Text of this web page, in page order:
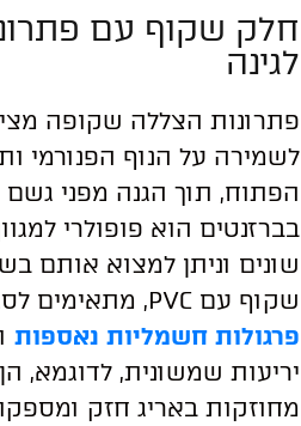
חלק שקוף עם
לגינה
פתרונות הצללה שקופה
לשמירה על הנוף הפנורמי
הפתוח, תוך הגנה מפני גשם
בברזנטים הוא פופולרי
שונים וניתן למצוא אותם
שקוף עם PVC, מתאימים לסגירת מרפסות,
פרגולות חשמליות נאספות
מחוזקות באריג חזק